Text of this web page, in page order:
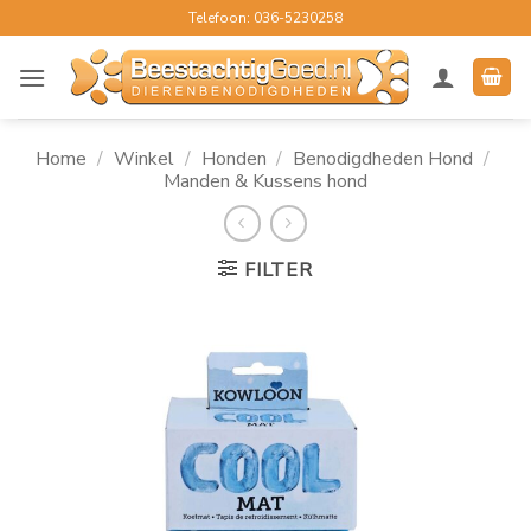
naar
inhoud
Telefoon: 036-5230258
Home / Winkel / Honden / Benodigdheden Hond /
Manden & Kussens hond
FILTER